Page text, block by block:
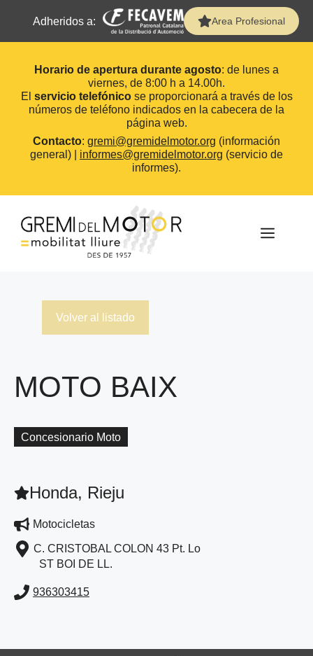
Adheridos a: Area Profesional
Horario de apertura durante agosto: de lunes a
viernes, de 8:00 h a 14.00h.
El servicio telefónicose proporcionará a través de los
números de teléfono indicados en la cabecera de la
página web.
Contacto: gremi@gremidelmotor.org (información
general) | informes@gremidelmotor.org (servicio de
informes).
contenido
Volver al listado
MOTO BAIX
Concesionario Moto
Honda, Rieju
Motocicletas
C. CRISTOBAL COLON 43 Pt. Lo
ST BOI DE LL.
936303415